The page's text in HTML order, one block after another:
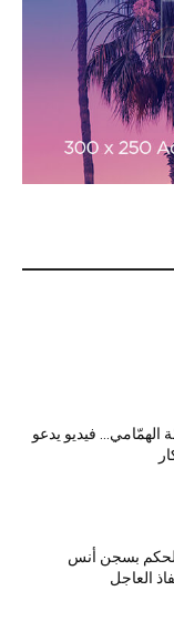
الهمّامي… فيديو يدعو
بسجن أنس
العاجل